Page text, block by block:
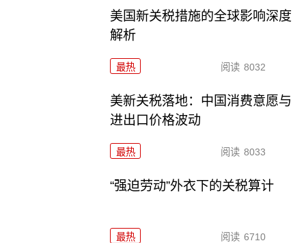
美国新关税措施的全球影响深度
解析
最热 阅读 8032
美新关税落地：中国消费意愿与
进出口价格波动
最热 阅读 8033
“强迫劳动”外衣下的关税算计
最热 阅读 6710